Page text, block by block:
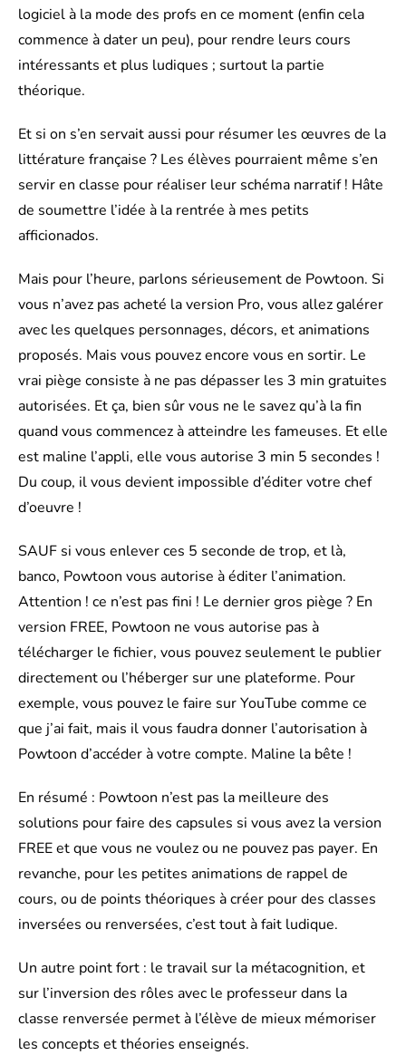
logiciel à la mode des profs en ce moment (enfin cela
commence à dater un peu), pour rendre leurs cours
intéressants et plus ludiques ; surtout la partie
théorique.
Et si on s’en servait aussi pour résumer les œuvres de la
littérature française ? Les élèves pourraient même s’en
servir en classe pour réaliser leur schéma narratif ! Hâte
de soumettre l’idée à la rentrée à mes petits
afficionados.
Mais pour l’heure, parlons sérieusement de Powtoon. Si
vous n’avez pas acheté la version Pro, vous allez galérer
avec les quelques personnages, décors, et animations
proposés. Mais vous pouvez encore vous en sortir. Le
vrai piège consiste à ne pas dépasser les 3 min gratuites
autorisées. Et ça, bien sûr vous ne le savez qu’à la fin
quand vous commencez à atteindre les fameuses. Et elle
est maline l’appli, elle vous autorise 3 min 5 secondes !
Du coup, il vous devient impossible d’éditer votre chef
d’oeuvre !
SAUF si vous enlever ces 5 seconde de trop, et là,
banco, Powtoon vous autorise à éditer l’animation.
Attention ! ce n’est pas fini ! Le dernier gros piège ? En
version FREE, Powtoon ne vous autorise pas à
télécharger le fichier, vous pouvez seulement le publier
directement ou l’héberger sur une plateforme. Pour
exemple, vous pouvez le faire sur YouTube comme ce
que j’ai fait, mais il vous faudra donner l’autorisation à
Powtoon d’accéder à votre compte. Maline la bête !
En résumé : Powtoon n’est pas la meilleure des
solutions pour faire des capsules si vous avez la version
FREE et que vous ne voulez ou ne pouvez pas payer. En
revanche, pour les petites animations de rappel de
cours, ou de points théoriques à créer pour des classes
inversées ou renversées, c’est tout à fait ludique.
Un autre point fort : le travail sur la métacognition, et
sur l’inversion des rôles avec le professeur dans la
classe renversée permet à l’élève de mieux mémoriser
les concepts et théories enseignés.